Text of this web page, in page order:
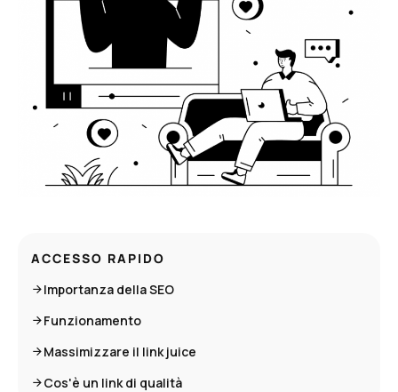
ACCESSO RAPIDO
Importanza della SEO
Funzionamento
Massimizzare il link juice
Cos'è un link di qualità